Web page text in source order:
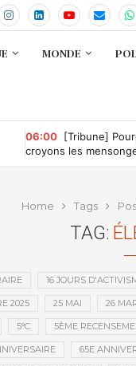
MONDE
06:00 [Tribune]
croyons les
Home Tags
TAG:
16 JOURS
2025 25 MAI 26
5°C 5ÈME
65E